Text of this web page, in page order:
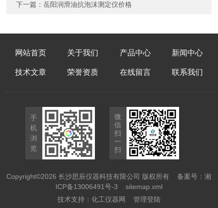
下一篇：岳阳润滑油抗泡沫测定仪价格
网站首页 关于我们 产品中心 新闻中心
技术文章 荣誉资质 在线留言 联系我们
手
机
浏
览
微
信
扫
一
扫
Copyright©2026 长沙思辰仪器科技有限公司 版权所有备案号：湘
ICP备13006491号-3
sitemap.xml
技术支持： 化工仪器网 管理登陆